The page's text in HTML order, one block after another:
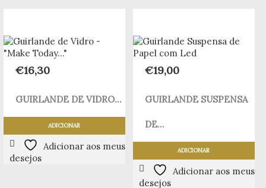
€16,30
GUIRLANDE DE VIDRO...
ADICIONAR
Adicionar aos meus
desejos
€19,00
GUIRLANDE SUSPENSA
DE...
ADICIONAR
Adicionar aos meus
desejos